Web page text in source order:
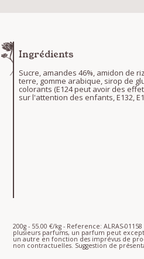
Ingrédients
Sucre, amandes 46%, amidon de
terre, gomme arabique, sirop de
colorants (E124 peut avoir des
sur l'attention des enfants, E132,
200g - 55.00 €/kg - Reference: ALRAS-
plusieurs parfums, un parfum peut
un autre en fonction des imprévus de
non contractuelles. Suggestion de